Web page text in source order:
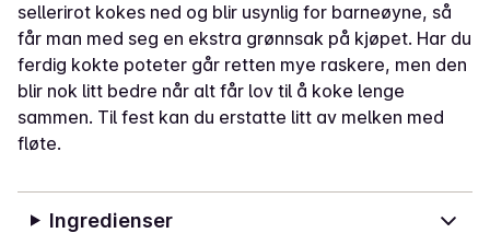
sellerirot kokes ned og blir usynlig for barneøyne, så
får man med seg en ekstra grønnsak på kjøpet. Har du
ferdig kokte poteter går retten mye raskere, men den
blir nok litt bedre når alt får lov til å koke lenge
sammen. Til fest kan du erstatte litt av melken med
fløte.
Ingredienser